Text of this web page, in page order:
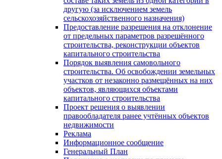
другую (за исключением земель
сельскохозяйственного назначения)
Предоставление разрешения на отклонение
от предельных параметров разрешённого
строительства, реконструкции объектов
капитального строительства
Порядок выявления самовольного
строительства. Об освобождении земельных
участков от незаконно размещённых на них
объектов, являющихся объектами
капитального строительства
Проект решения о выявлении
правообладателя ранее учтённых объектов
недвижимости
Реклама
Информационное сообщение
Генеральный План